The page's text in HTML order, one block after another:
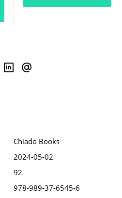
LinkedInEmail
Chiado Books
2024-05-02
92
978-989-37-6545-6